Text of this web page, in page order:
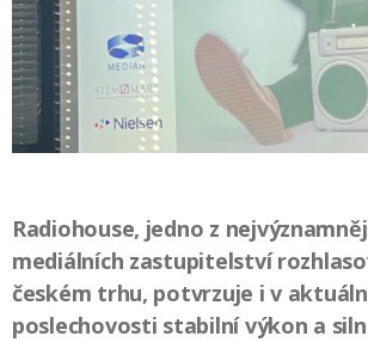
Radiohouse, jedno z
mediálních zastupitelství
českém trhu, potvrzuje i v
poslechovosti stabilní výkon a